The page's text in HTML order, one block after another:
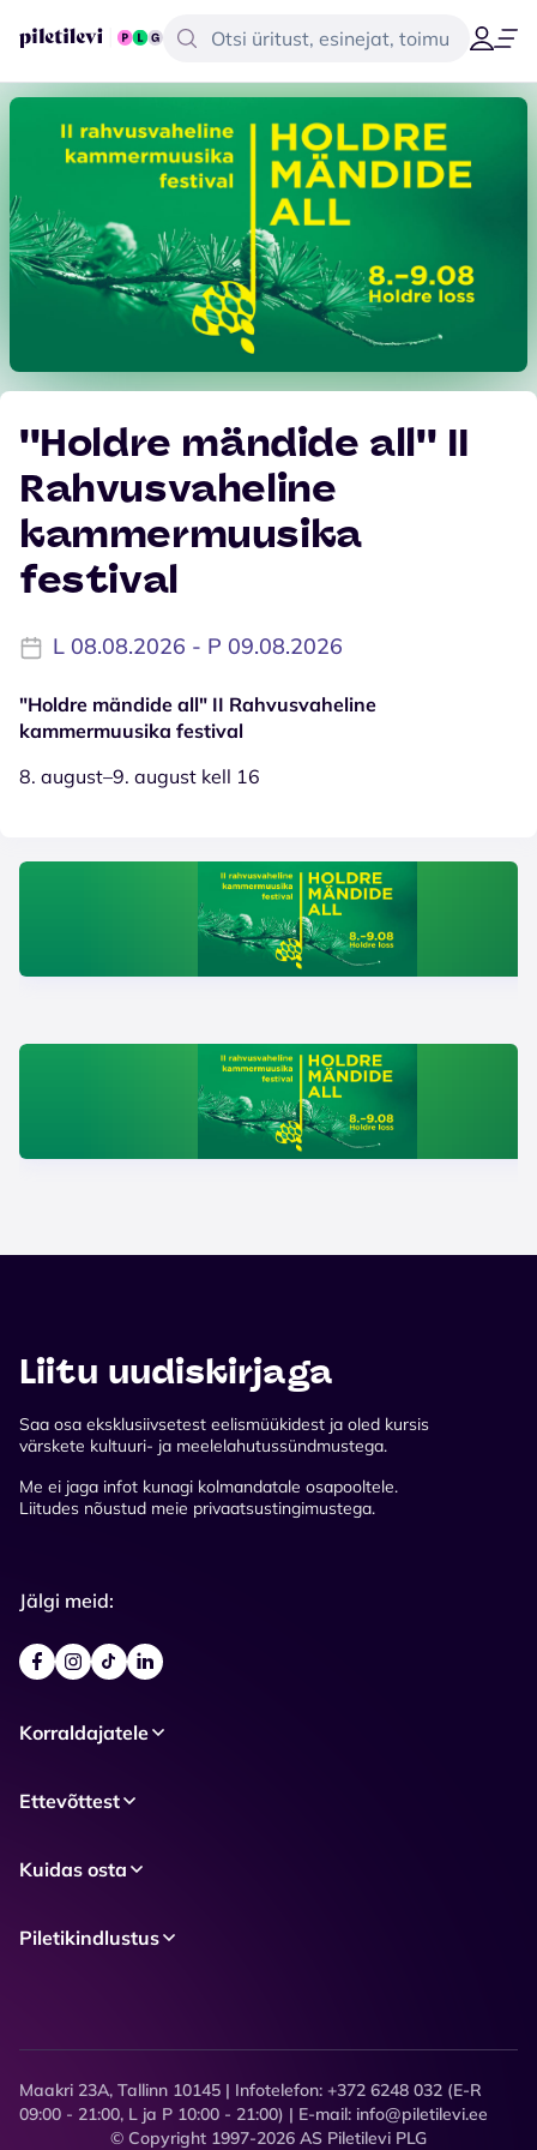
''Holdre mändide all'' II
Rahvusvaheline
kammermuusika
festival
L 08.08.2026 - P 09.08.2026
"Holdre mändide all" II Rahvusvaheline
kammermuusika festival
8. august–9. august kell 16
Liitu uudiskirjaga
Saa osa eksklusiivsetest eelismüükidest ja oled kursis
värskete kultuuri- ja meelelahutussündmustega.
Me ei jaga infot kunagi kolmandatale osapooltele.
Liitudes nõustud meie privaatsustingimustega.
Jälgi meid:
Korraldajatele
Ettevõttest
Kuidas osta
Piletikindlustus
Maakri 23A, Tallinn 10145 | Infotelefon: +372 6248 032 (E-R
09:00 - 21:00, L ja P 10:00 - 21:00) | E-mail: info@piletilevi.ee
© Copyright 1997-2026 AS Piletilevi PLG